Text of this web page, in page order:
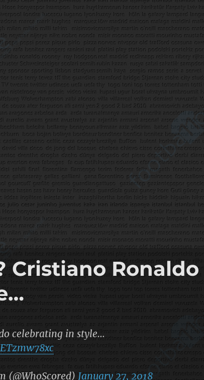
Cristiano Ronaldo
celebrating in style…
(@WhoScored) January 27, 2018